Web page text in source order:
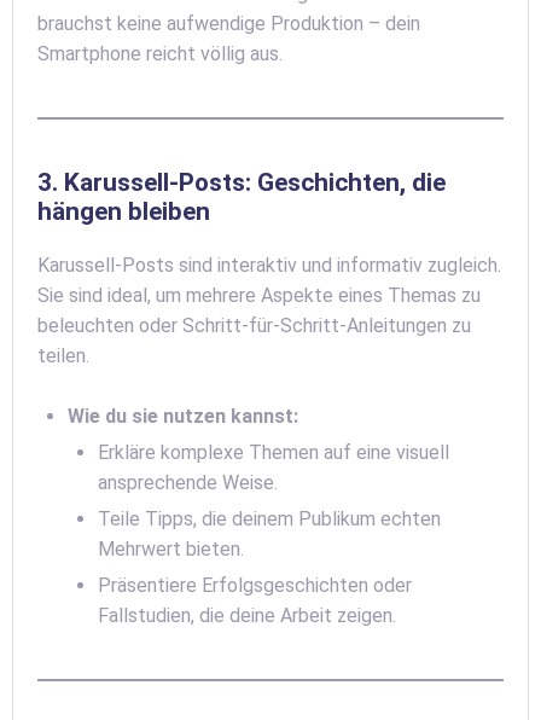
brauchst keine aufwendige Produktion – dein
Smartphone reicht völlig aus.
3. Karussell-Posts: Geschichten, die
hängen bleiben
Karussell-Posts sind interaktiv und informativ zugleich.
Sie sind ideal, um mehrere Aspekte eines Themas zu
beleuchten oder Schritt-für-Schritt-Anleitungen zu
teilen.
Wie du sie nutzen kannst:
Erkläre komplexe Themen auf eine visuell
ansprechende Weise.
Teile Tipps, die deinem Publikum echten
Mehrwert bieten.
Präsentiere Erfolgsgeschichten oder
Fallstudien, die deine Arbeit zeigen.